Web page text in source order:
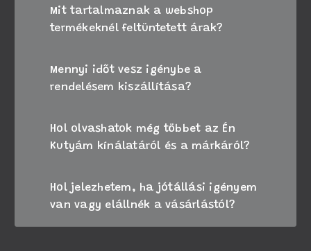
Mit tartalmaznak a webshop
termékeknél feltüntetett árak?
Mennyi időt vesz igénybe a
rendelésem kiszállítása?
Hol olvashatok még többet az Én
Kutyám kínálatáról és a márkáról?
Hol jelezhetem, ha jótállási igényem
van vagy elállnék a vásárlástól?